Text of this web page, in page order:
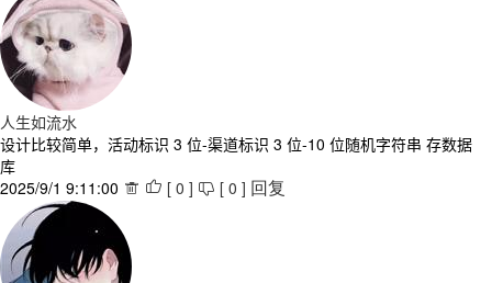
人生如流水
设计比较简单，活动标识 3 位-渠道标识 3 位-10 位随机字符串 存数据
库
2025/9/1 9:11:00   [ 0 ]  [ 0 ] 回复